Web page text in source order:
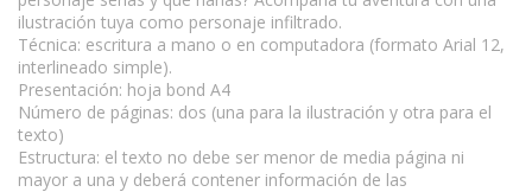
ilustración tuya como personaje infiltrado.
Técnica: escritura a mano o en computadora (formato Arial 12,
interlineado simple).
Presentación: hoja bond A4
Número de páginas: dos (una para la ilustración y otra para el
texto)
Estructura: el texto no debe ser menor de media página ni
mayor a una y deberá contener información de las